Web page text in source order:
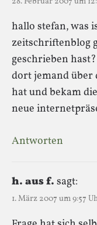
hallo stefan, was
zeitschriftenblog
geschrieben
dort jemand über
hat und bekam
neue
Antworten
h. aus f. sagt:
1. März 2007 um 9:57